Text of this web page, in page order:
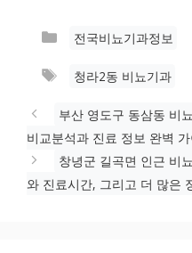
카
고
전국비뇨기과정보
태
청라2동 비뇨기과
부산 영도구 동삼동 비
비교분석과 진료 정보 완벽
창녕군 길곡면 인근 비
와 진료시간, 그리고 더 많은